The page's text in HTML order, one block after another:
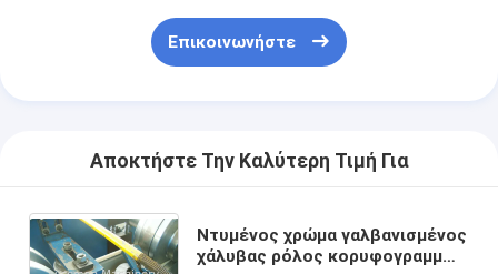
Επικοινωνήστε
Αποκτήστε Την Καλύτερη Τιμή Για
Ντυμένος χρώμα γαλβανισμένος
χάλυβας ρόλος κορυφογραμμών